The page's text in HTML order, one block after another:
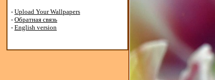
- Upload Your Wallpapers
- Обратная связь
- English version